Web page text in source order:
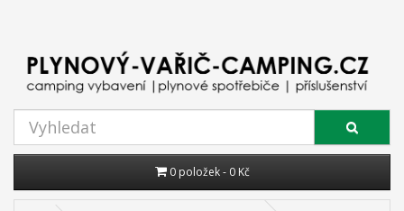
0 položek - 0 Kč